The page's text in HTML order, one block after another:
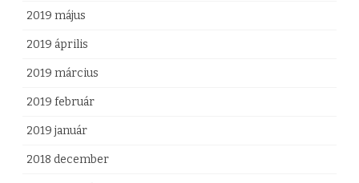
2019 május
2019 április
2019 március
2019 február
2019 január
2018 december